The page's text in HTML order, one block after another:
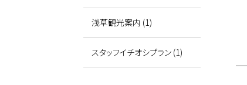
浅草観光案内 (1)
スタッフイチオシプラン (1)